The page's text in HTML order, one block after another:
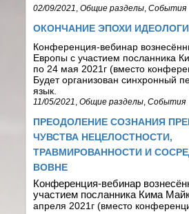
02/09/2021 ,Общие разделы ,События
ОКОНЧАНИЕ ЭПОХИ
Конференция-вебинар
Европы с участием посланника
по 24 мая 2021г (вместо
Будет организован синхронный
язык.
11/05/2021 ,Общие разделы ,События
ПРЕОДОЛЕНИЕ СОЗНАНИЯ
ЧУВСТВА НЕЦЕЛОСТНОСТИ,
ТРАВМИРОВАННОСТИ И
ВОВНЕ
Конференция-вебинар
участием посланника Кима
апреля 2021г (вместо